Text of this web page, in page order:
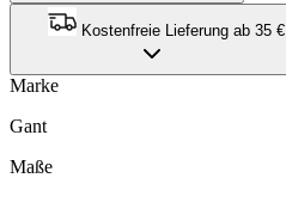
Kostenfreie Lieferung ab 35 €
Marke
Gant
Maße